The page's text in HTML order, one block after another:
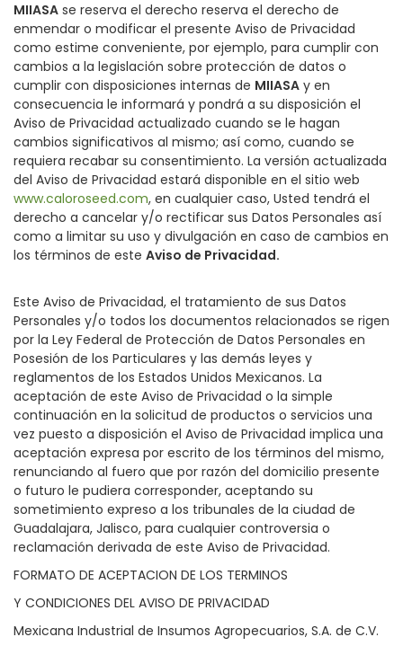
MIIASA se reserva el derecho reserva el derecho de
enmendar o modificar el presente Aviso de Privacidad
como estime conveniente, por ejemplo, para cumplir con
cambios a la legislación sobre protección de datos o
cumplir con disposiciones internas de MIIASA y en
consecuencia le informará y pondrá a su disposición el
Aviso de Privacidad actualizado cuando se le hagan
cambios significativos al mismo; así como, cuando se
requiera recabar su consentimiento. La versión actualizada
del Aviso de Privacidad estará disponible en el sitio web
www.caloroseed.com, en cualquier caso, Usted tendrá el
derecho a cancelar y/o rectificar sus Datos Personales así
como a limitar su uso y divulgación en caso de cambios en
los términos de este Aviso de Privacidad.
Este Aviso de Privacidad, el tratamiento de sus Datos
Personales y/o todos los documentos relacionados se rigen
por la Ley Federal de Protección de Datos Personales en
Posesión de los Particulares y las demás leyes y
reglamentos de los Estados Unidos Mexicanos. La
aceptación de este Aviso de Privacidad o la simple
continuación en la solicitud de productos o servicios una
vez puesto a disposición el Aviso de Privacidad implica una
aceptación expresa por escrito de los términos del mismo,
renunciando al fuero que por razón del domicilio presente
o futuro le pudiera corresponder, aceptando su
sometimiento expreso a los tribunales de la ciudad de
Guadalajara, Jalisco, para cualquier controversia o
reclamación derivada de este Aviso de Privacidad.
FORMATO DE ACEPTACION DE LOS TERMINOS
Y CONDICIONES DEL AVISO DE PRIVACIDAD
Mexicana Industrial de Insumos Agropecuarios, S.A. de C.V.